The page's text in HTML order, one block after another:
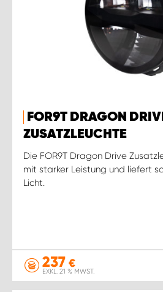
FOR9T DRAGON
ZUSATZLEUCHTE
Die FOR9T Dragon Drive
mit starker Leistung und liefert
Licht.
237 €
EXKL. 21 % MWST.